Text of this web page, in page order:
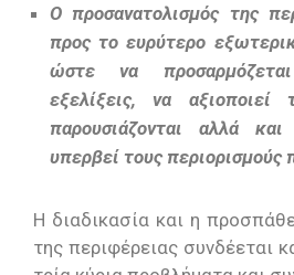
Ο προσανατολισμός της
προς το ευρύτερο
ώστε να
εξελίξεις, να αξιοποιεί
παρουσιάζονται αλλά
υπερβεί τους περιορισμούς
Η διαδικασία και η
της περιφέρειας συνδέεται